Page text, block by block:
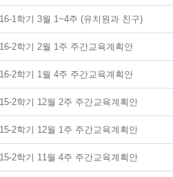
1학기 3월 1~4주 (유치원과 친구)
2학기 2월 1주 주간교육계획안
2학기 1월 4주 주간교육계획안
2학기 12월 2주 주간교육계획안
2학기 12월 1주 주간교육계획안
2학기 11월 4주 주간교육계획안